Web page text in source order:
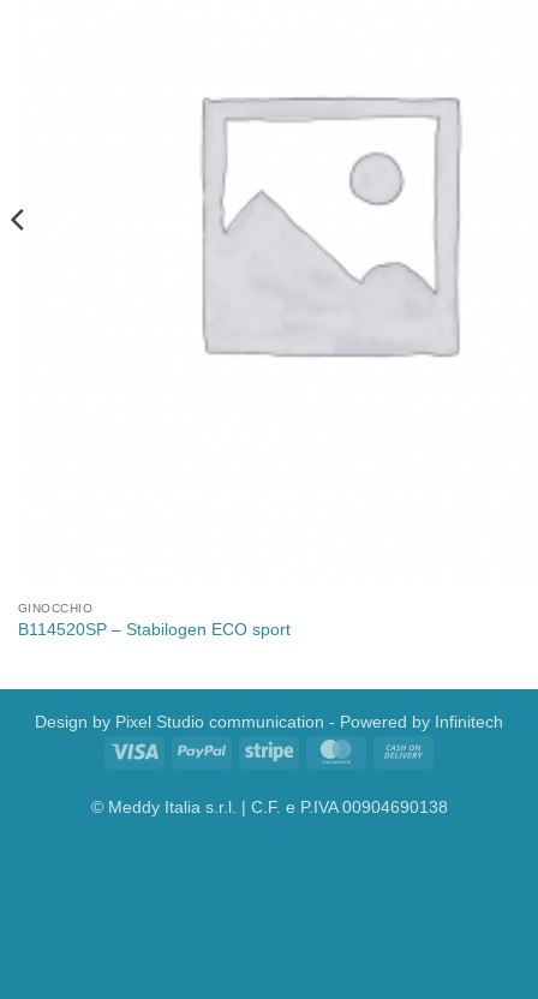
GINOCCHIO
B114520SP – Stabilogen ECO sport
Design by Pixel Studio communication - Powered by Infinitech
Visa
PayPal Stripe MasterCard
© Meddy Italia s.r.l. | C.F. e P.IVA 00904690138